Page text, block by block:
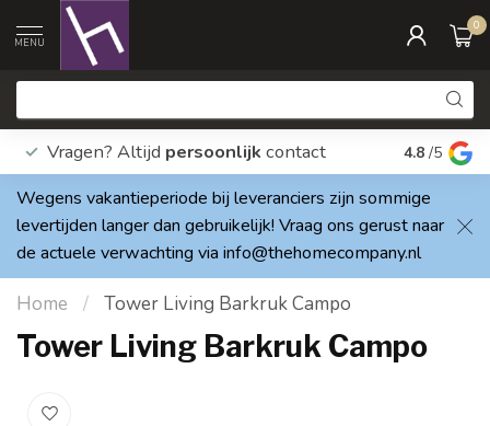
MENU
0
Vragen? Altijd persoonlijk contact Elke dag
4.8 /5
Wegens vakantieperiode bij leveranciers zijn sommige
levertijden langer dan gebruikelijk! Vraag ons gerust naar
de actuele verwachting via info@thehomecompany.nl
Home / Tower Living Barkruk Campo
Tower Living Barkruk Campo